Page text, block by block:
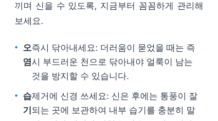
끼며 신을 수 있도록, 지금부터 꼼꼼하게 관리해
보세요.
오
염
즉시 닦아내세요: 더러움이 묻었을 때는 즉
시 부드러운 천으로 닦아내야 얼룩이 남는
것을 방지할 수 있습니다.
습
기
제거에 신경 쓰세요: 신은 후에는 통풍이 잘
되는 곳에 보관하여 내부 습기를 충분히 말